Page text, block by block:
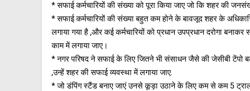
* सफाई कर्मचारियों की संख्या को पूरा किया जाए जो कि शहर की
* सफाई कर्मचारियों की संख्या बहुत कम होने के बावजूद शहर के
लगाया गया है ,और कई कर्मचारियों को प्रधान उपप्रधान दरोगा
काम में लगाया जाए।
* नगर परिषद ने सफाई के लिए जितने भी संसाधन जैसे की जेसीबी टेंपो
,उन्हें शहर की सफाई व्यवस्था में लगाया जाए.
* जो डंपिंग स्टैंड बनाए जाएं उनसे कूड़ा उठाने के लिए कम से कम 5